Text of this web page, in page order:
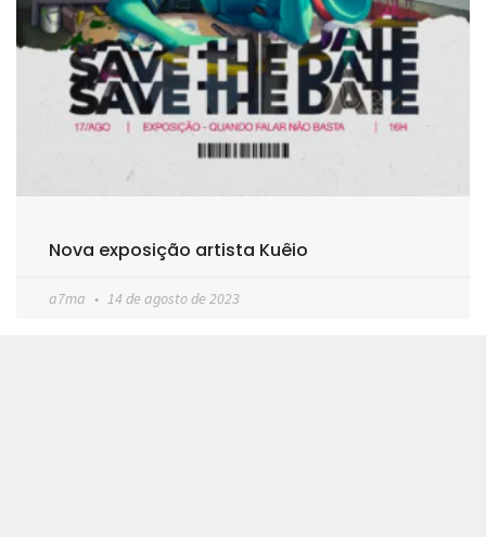
Nova exposição artista Kuêio
a7ma 14 de agosto de 2023